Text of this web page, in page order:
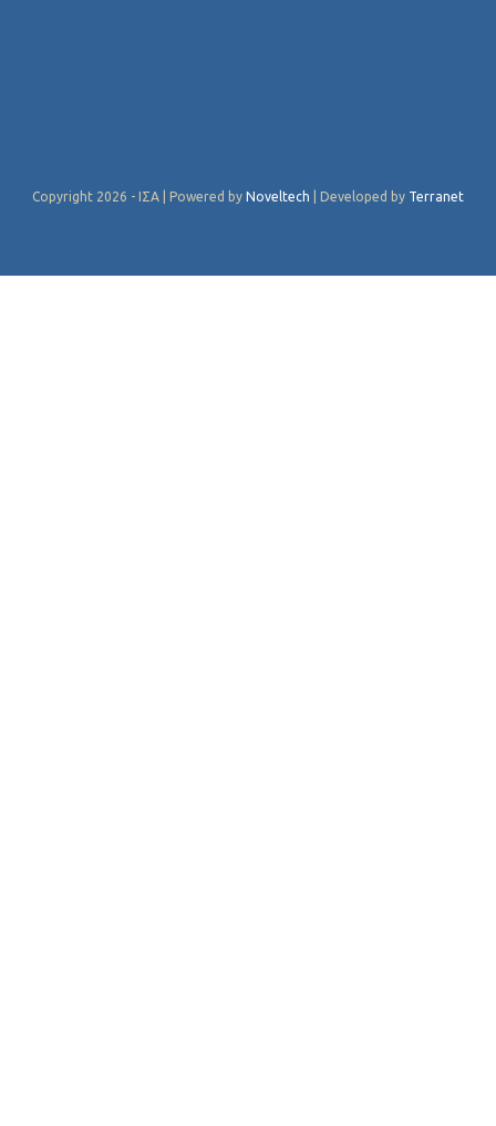
Copyright 2026 - ΙΣΑ | Powered by Noveltech | Developed by Terranet